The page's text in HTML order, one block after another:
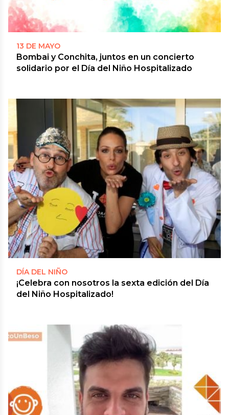
13 DE MAYO
Bombai y Conchita, juntos en un concierto
solidario por el Día del Niño Hospitalizado
DÍA DEL NIÑO
¡Celebra con nosotros la sexta edición del Día
del Niño Hospitalizado!